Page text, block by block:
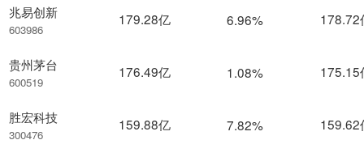
兆易创新
603986
贵州茅台
600519
胜宏科技
300476
179.28亿 6.96% 178.72
176.49亿 1.08% 175.15
159.88亿 7.82% 159.62